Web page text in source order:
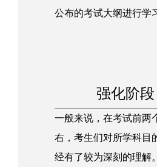
公布的考试大纲进行学
强化阶段
一般来说，在考试前两
右，考生们对所学科目
经有了较为深刻的理解